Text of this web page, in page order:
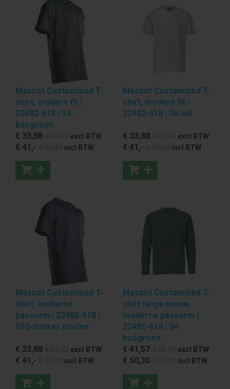
Mascot Customized T-
shirt, modern fit |
22482-618 | 34-
bosgroen
€ 33,88 excl BTW
€ 41 ,- incl BTW
Mascot Customized T-
shirt, modern fit |
22482-618 | 06-wit
€ 33,88 excl BTW
€ 41 ,- incl BTW
Mascot Customized T-
shirt, moderne
pasvorm | 22482-618 |
010-donker marine
€ 33,88 excl BTW
€ 41 ,- incl BTW
Mascot Customized T-
shirt lange mouw,
moderne pasvorm |
22481-618 | 34-
bosgroen
€ 41 ,57 excl BTW
€ 50,30 incl BTW